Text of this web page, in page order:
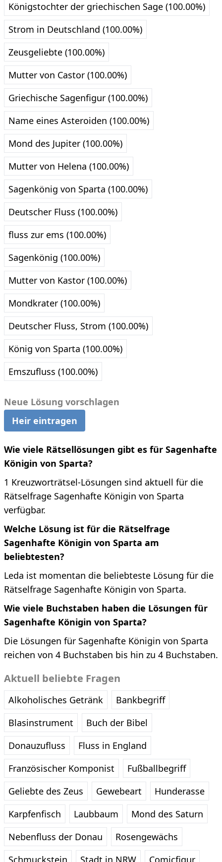
Königstochter der griechischen Sage (100.00%)
Strom in Deutschland (100.00%)
Zeusgeliebte (100.00%)
Mutter von Castor (100.00%)
Griechische Sagenfigur (100.00%)
Name eines Asteroiden (100.00%)
Mond des Jupiter (100.00%)
Mutter von Helena (100.00%)
Sagenkönig von Sparta (100.00%)
Deutscher Fluss (100.00%)
fluss zur ems (100.00%)
Sagenkönig (100.00%)
Mutter von Kastor (100.00%)
Mondkrater (100.00%)
Deutscher Fluss, Strom (100.00%)
König von Sparta (100.00%)
Emszufluss (100.00%)
Neue Lösung vorschlagen
Heir eintragen
Wie viele Rätsellösungen gibt es für Sagenhafte
Königin von Sparta?
1 Kreuzworträtsel-Lösungen sind aktuell für die
Rätselfrage Sagenhafte Königin von Sparta
verfügbar.
Welche Lösung ist für die Rätselfrage
Sagenhafte Königin von Sparta am
beliebtesten?
Leda ist momentan die beliebteste Lösung für die
Rätselfrage Sagenhafte Königin von Sparta.
Wie viele Buchstaben haben die Lösungen für
Sagenhafte Königin von Sparta?
Die Lösungen für Sagenhafte Königin von Sparta
reichen von 4 Buchstaben bis hin zu 4 Buchstaben.
Aktuell beliebte Fragen
Alkoholisches Getränk
Bankbegriff
Blasinstrument
Buch der Bibel
Donauzufluss
Fluss in England
Französischer Komponist
Fußballbegriff
Geliebte des Zeus
Gewebeart
Hunderasse
Karpfenfisch
Laubbaum
Mond des Saturn
Nebenfluss der Donau
Rosengewächs
Schmuckstein
Stadt in NRW Comicfigur